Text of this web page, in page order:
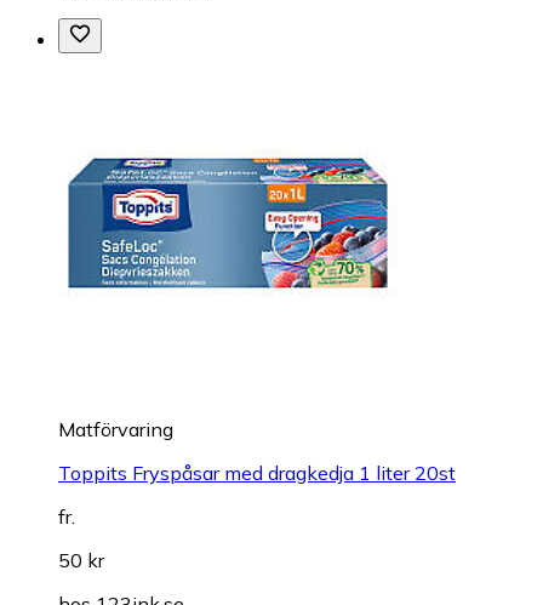
Matförvaring
Toppits Fryspåsar med dragkedja 1 liter 20st
fr.
50 kr